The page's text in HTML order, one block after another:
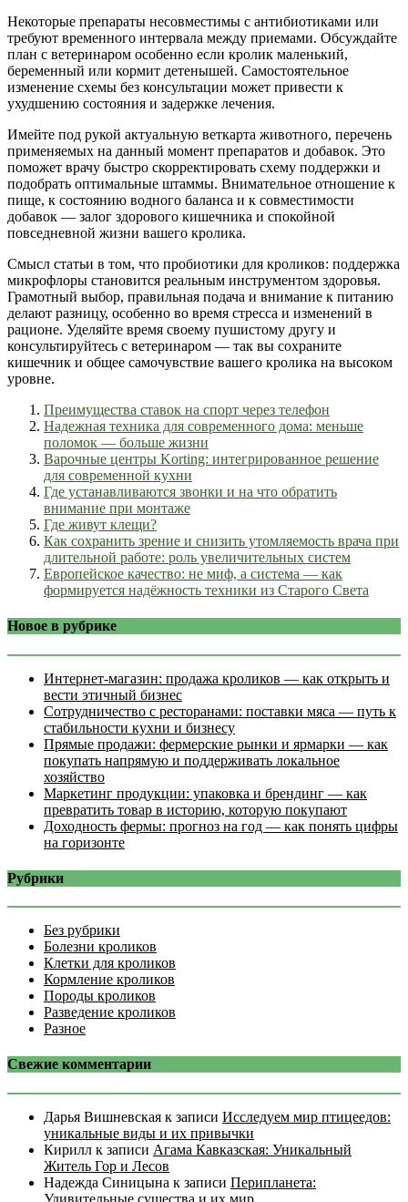
Некоторые препараты несовместимы с антибиотиками или
требуют временного интервала между приемами. Обсуждайте
план с ветеринаром особенно если кролик маленький,
беременный или кормит детенышей. Самостоятельное
изменение схемы без консультации может привести к
ухудшению состояния и задержке лечения.
Имейте под рукой актуальную веткарта животного, перечень
применяемых на данный момент препаратов и добавок. Это
поможет врачу быстро скорректировать схему поддержки и
подобрать оптимальные штаммы. Внимательное отношение к
пище, к состоянию водного баланса и к совместимости
добавок — залог здорового кишечника и спокойной
повседневной жизни вашего кролика.
Смысл статьи в том, что пробиотики для кроликов: поддержка
микрофлоры становится реальным инструментом здоровья.
Грамотный выбор, правильная подача и внимание к питанию
делают разницу, особенно во время стресса и изменений в
рационе. Уделяйте время своему пушистому другу и
консультируйтесь с ветеринаром — так вы сохраните
кишечник и общее самочувствие вашего кролика на высоком
уровне.
Преимущества ставок на спорт через телефон
Надежная техника для современного дома: меньше
поломок — больше жизни
Варочные центры Korting: интегрированное решение
для современной кухни
Где устанавливаются звонки и на что обратить
внимание при монтаже
Где живут клещи?
Как сохранить зрение и снизить утомляемость врача при
длительной работе: роль увеличительных систем
Европейское качество: не миф, а система — как
формируется надёжность техники из Старого Света
Новое в рубрике
Интернет‑магазин: продажа кроликов — как открыть и
вести этичный бизнес
Сотрудничество с ресторанами: поставки мяса — путь к
стабильности кухни и бизнесу
Прямые продажи: фермерские рынки и ярмарки — как
покупать напрямую и поддерживать локальное
хозяйство
Маркетинг продукции: упаковка и брендинг — как
превратить товар в историю, которую покупают
Доходность фермы: прогноз на год — как понять цифры
на горизонте
Рубрики
Без рубрики
Болезни кроликов
Клетки для кроликов
Кормление кроликов
Породы кроликов
Разведение кроликов
Разное
Свежие комментарии
Дарья Вишневская к записи Исследуем мир птицеедов:
уникальные виды и их привычки
Кирилл к записи Агама Кавказская: Уникальный
Житель Гор и Лесов
Надежда Синицына к записи Перипланета:
Удивительные существа и их мир